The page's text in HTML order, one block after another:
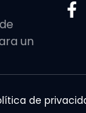
un
de